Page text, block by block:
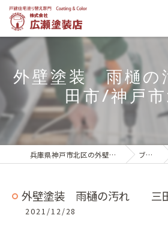
外壁塗装 雨樋
田市/神戸
兵庫県神戸市北区の外壁塗装は株式会社広瀬塗装店 ブログ一覧
外壁塗装 雨樋の汚れ 三
2021/12/28